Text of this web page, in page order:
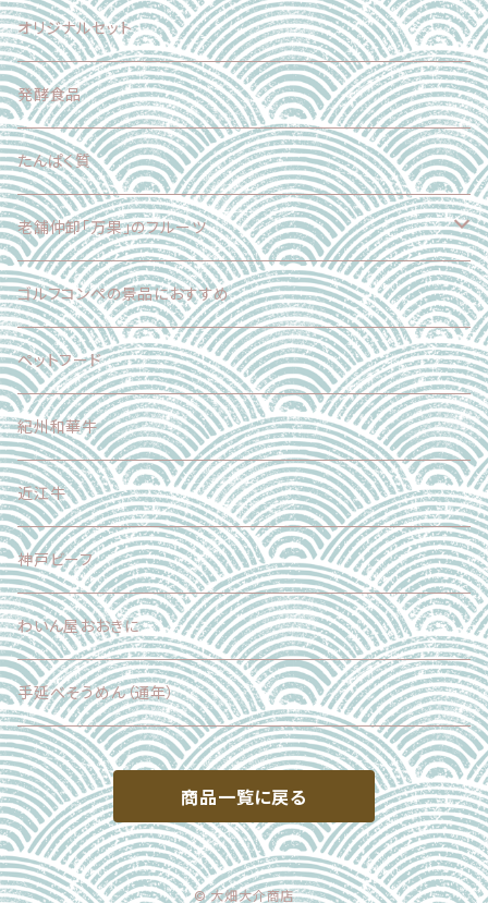
スイーツ
加工食品
スイーツ
魚介類
肉
乳製品
麺
スイーツ
加工食品
調味料
その他
オリジナルセット
発酵食品
たんぱく質
老舗仲卸「万果」のフルーツ
フードロス削減企画
正品（ギフト対応可）
加工品
ゴルフコンペの景品におすすめ
ペットフード
紀州和華牛
近江牛
神戸ビーフ
わいん屋おおきに
手延べそうめん（通年）
商品一覧に戻る
© 大畑大介商店